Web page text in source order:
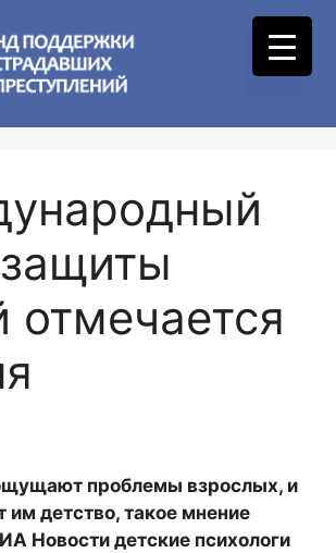
Menu
отмечается
проблемы взрослых, и
им детство, такое мнение
Новости детские психологи